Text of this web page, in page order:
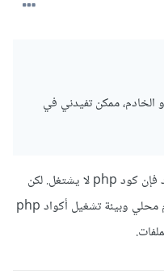
الخادم، ممكن تفيدني في
كما وضحنا لك عندما تفتح ملف في مجلد فإن كود php لا يشتغل. لكن
الغرض من xamp هو إنه ينشئ لك خادم محلي وبيئة تشغيل أكواد php